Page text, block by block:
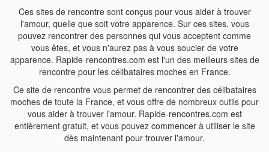
Ces sites de rencontre sont conçus pour vous aider à trouver
l'amour, quelle que soit votre apparence. Sur ces sites, vous
pouvez rencontrer des personnes qui vous acceptent comme
vous êtes, et vous n'aurez pas à vous soucier de votre
apparence. Rapide-rencontres.com est l'un des meilleurs sites de
rencontre pour les célibataires moches en France.
Ce site de rencontre vous permet de rencontrer des célibataires
moches de toute la France, et vous offre de nombreux outils pour
vous aider à trouver l'amour. Rapide-rencontres.com est
entièrement gratuit, et vous pouvez commencer à utiliser le site
dès maintenant pour trouver l'amour.